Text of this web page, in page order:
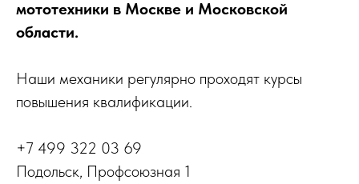
мототехники в Москве и Московской
области.
Наши механики регулярно проходят курсы
повышения квалификации.
+7 499 322 03 69
Подольск, Профсоюзная 1